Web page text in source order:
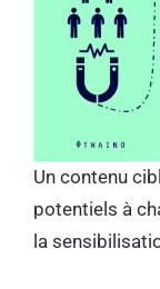
Un contenu
potentiels à
la